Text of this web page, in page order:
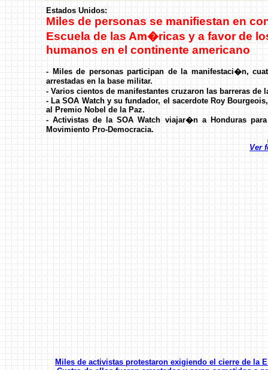
Miles de activistas protestaron exigiendo el cierre de la
Estados Unidos:
Miles de personas se manifiestan en
Escuela de las Am�ricas y a favor de
humanos en el continente americano
- Miles de personas participan de la manifestaci�n,
arrestadas en la base militar.
- Varios cientos de manifestantes cruzaron las barreras de
- La SOA Watch y su fundador, el sacerdote Roy
al Premio Nobel de la Paz.
- Activistas de la SOA Watch viajar�n a Honduras
Movimiento Pro-Democracia.
Ver
Nuevo Informe sobre Honduras: Siguen violaciones a los
humanos